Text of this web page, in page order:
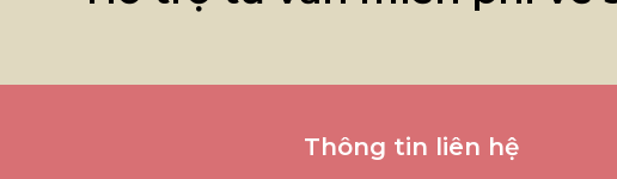
Thông tin liên hệ